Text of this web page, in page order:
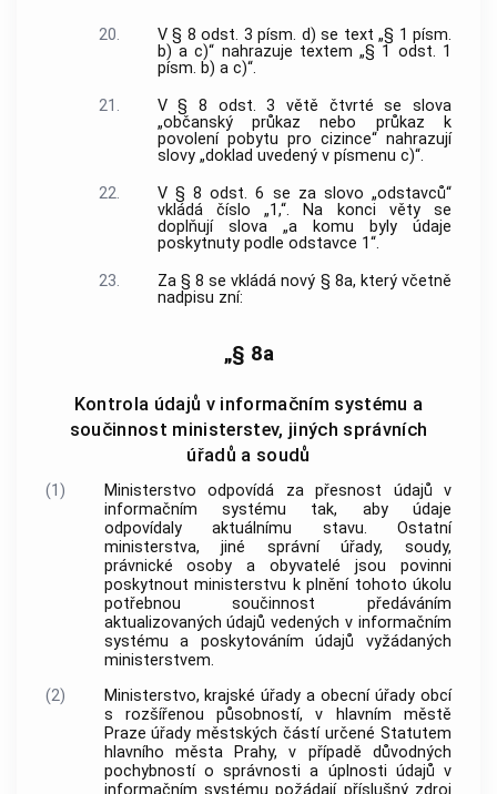
20.
V § 8 odst. 3 písm. d) se text „§ 1 písm.
b) a c)“ nahrazuje textem „§ 1 odst. 1
písm. b) a c)“.
21.
V § 8 odst. 3 větě čtvrté se slova
„občanský průkaz nebo průkaz k
povolení pobytu pro cizince“ nahrazují
slovy „doklad uvedený v písmenu c)“.
22.
V § 8 odst. 6 se za slovo „odstavců“
vkládá číslo „1,“. Na konci věty se
doplňují slova „a komu byly údaje
poskytnuty podle odstavce 1“.
23.
Za § 8 se vkládá nový § 8a, který včetně
nadpisu zní:
„§ 8a
Kontrola údajů v informačním systému a
součinnost ministerstev, jiných správních
úřadů a soudů
(1)
Ministerstvo odpovídá za přesnost údajů v
informačním systému tak, aby údaje
odpovídaly aktuálnímu stavu. Ostatní
ministerstva, jiné správní úřady, soudy,
právnické osoby a obyvatelé jsou povinni
poskytnout ministerstvu k plnění tohoto úkolu
potřebnou součinnost předáváním
aktualizovaných údajů vedených v informačním
systému a poskytováním údajů vyžádaných
ministerstvem.
(2)
Ministerstvo, krajské úřady a obecní úřady obcí
s rozšířenou působností, v hlavním městě
Praze úřady městských částí určené Statutem
hlavního města Prahy, v případě důvodných
pochybností o správnosti a úplnosti údajů v